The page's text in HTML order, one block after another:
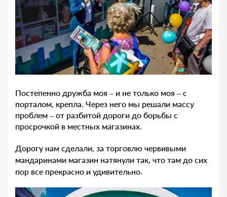
Постепенно дружба моя – и не только моя – с
порталом, крепла. Через него мы решали массу
проблем – от разбитой дороги до борьбы с
просрочкой в местных магазинах.
Дорогу нам сделали, за торговлю червивыми
мандаринами магазин натянули так, что там до сих
пор все прекрасно и удивительно.